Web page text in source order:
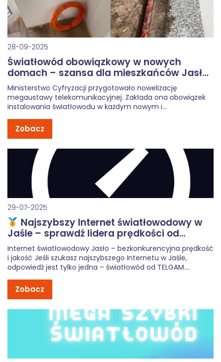
28-09-2025
Światłowód obowiązkowy w nowych
domach – szansa dla mieszkańców Jasła i
okolic
Ministerstwo Cyfryzacji przygotowało nowelizację
megaustawy telekomunikacyjnej. Zakłada ona obowiązek
instalowania światłowodu w każdym nowym i
wiadomość dla mieszkańców Jasła oraz pobliskich
stanie się standardem, a nie dodatkowym luksusem. […]
Zobacz
29-07-2025
Najszybszy Internet światłowodowy w
Jaśle – sprawdź lidera prędkości od
TELGAM
Internet światłowodowy Jasło – bezkonkurencyjna prędkość
i jakość Jeśli szukasz najszybszego Internetu w Jaśle,
odpowiedź jest tylko jedna – światłowód od TELGAM.
SpeedTest.pl z lipca 2025 roku. TELGAM osiąga najwyższe
Zobacz